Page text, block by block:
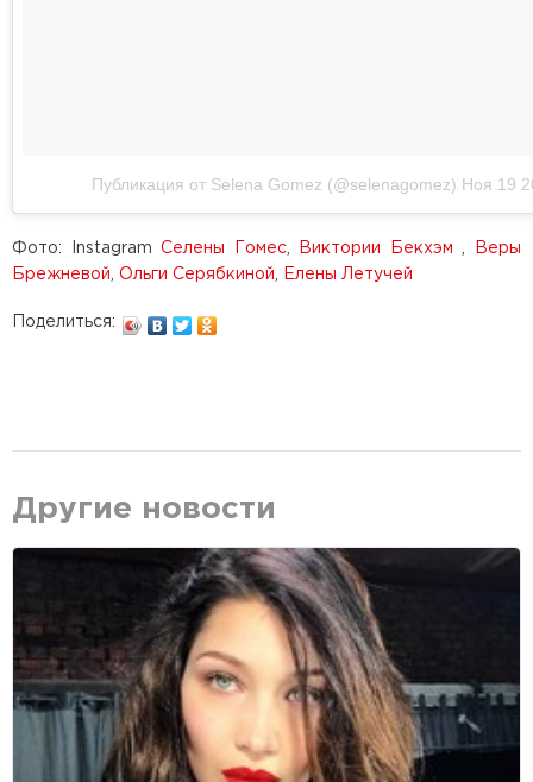
Публикация от Selena Gomez (@selenagomez) Ноя 19
Фото: InstagramСелены Гомес, Виктории Бекхэм
Веры
Брежневой
Ольги Серябкиной Елены Летучей
Поделиться:
Другие новости